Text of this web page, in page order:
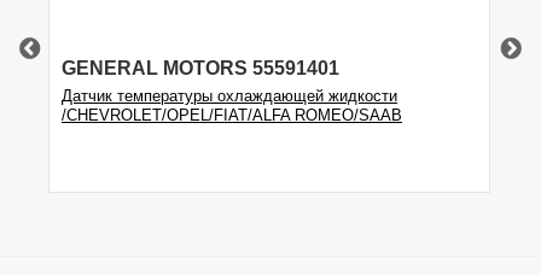
GENERAL MOTORS 55591401
Датчик температуры охлаждающей жидкости
/CHEVROLET/OPEL/FIAT/ALFA ROMEO/SAAB